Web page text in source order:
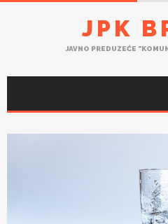
JPK
JAVNO PREDUZEĆE